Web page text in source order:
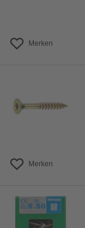
Merken
Merken